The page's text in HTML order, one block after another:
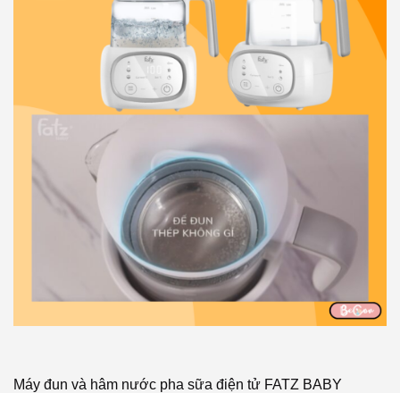
Máy đun và hâm nước pha sữa điện tử FATZ BABY